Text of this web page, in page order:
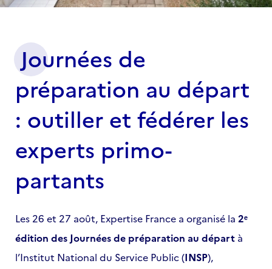
Journées de
préparation au départ
: outiller et fédérer les
experts primo-
partants
Les 26 et 27 août, Expertise France a organisé la 2ᵉ
édition des Journées de préparation au départ à
l’Institut National du Service Public (INSP),